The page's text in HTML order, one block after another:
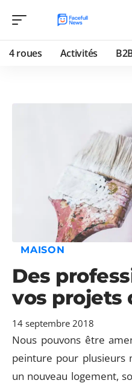
4 roues Activités
MAISON
Des
vos projets
14 septembre 2018
Nous pouvons être
peinture pour plusieurs
un nouveau logement,